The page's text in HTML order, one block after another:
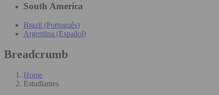
South America
Brazil (Português)
Argentina (Español)
Breadcrumb
Home
Estudiantes